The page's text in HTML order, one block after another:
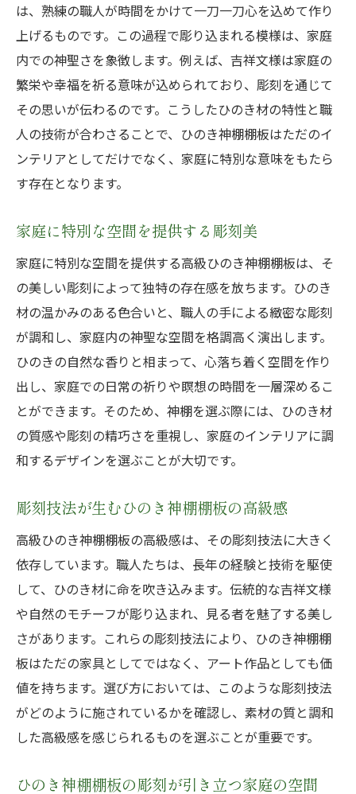
は、熟練の職人が時間をかけて一刀一刀心を込めて作り
上げるものです。この過程で彫り込まれる模様は、家庭
内での神聖さを象徴します。例えば、吉祥文様は家庭の
繁栄や幸福を祈る意味が込められており、彫刻を通じて
その思いが伝わるのです。こうしたひのき材の特性と職
人の技術が合わさることで、ひのき神棚棚板はただのイ
ンテリアとしてだけでなく、家庭に特別な意味をもたら
す存在となります。
家庭に特別な空間を提供する彫刻美
家庭に特別な空間を提供する高級ひのき神棚棚板は、そ
の美しい彫刻によって独特の存在感を放ちます。ひのき
材の温かみのある色合いと、職人の手による緻密な彫刻
が調和し、家庭内の神聖な空間を格調高く演出します。
ひのきの自然な香りと相まって、心落ち着く空間を作り
出し、家庭での日常の祈りや瞑想の時間を一層深めるこ
とができます。そのため、神棚を選ぶ際には、ひのき材
の質感や彫刻の精巧さを重視し、家庭のインテリアに調
和するデザインを選ぶことが大切です。
彫刻技法が生むひのき神棚棚板の高級感
高級ひのき神棚棚板の高級感は、その彫刻技法に大きく
依存しています。職人たちは、長年の経験と技術を駆使
して、ひのき材に命を吹き込みます。伝統的な吉祥文様
や自然のモチーフが彫り込まれ、見る者を魅了する美し
さがあります。これらの彫刻技法により、ひのき神棚棚
板はただの家具としてではなく、アート作品としても価
値を持ちます。選び方においては、このような彫刻技法
がどのように施されているかを確認し、素材の質と調和
した高級感を感じられるものを選ぶことが重要です。
ひのき神棚棚板の彫刻が引き立つ家庭の空間